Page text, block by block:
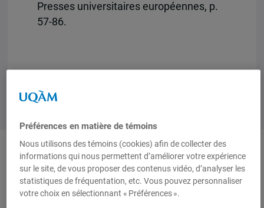
Presses universitaires européennes, p.
57-86.
Auteurs-trices
Préférences en matière de témoins
Nous utilisons des témoins (cookies) afin de collecter des
informations qui nous permettent d’améliorer votre expérience
sur le site, de vous proposer des contenus vidéo, d’analyser les
statistiques de fréquentation, etc. Vous pouvez personnaliser
votre choix en sélectionnant « Préférences ».